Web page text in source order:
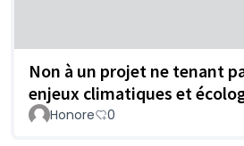
Non à un projet ne tenant
enjeux climatiques et
Honore 0